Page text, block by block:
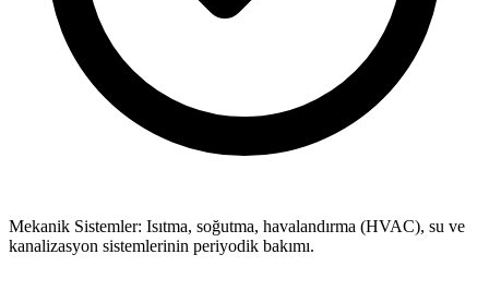
Mekanik Sistemler: Isıtma, soğutma, havalandırma (HVAC), su ve
kanalizasyon sistemlerinin periyodik bakımı.